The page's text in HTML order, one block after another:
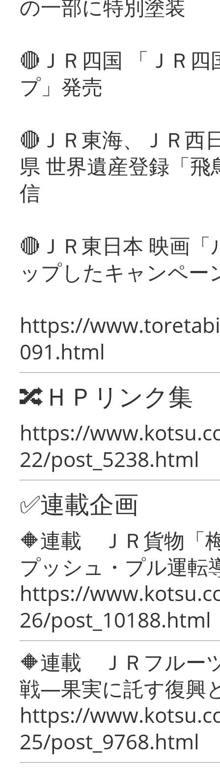
の一部に特別塗装
🔴ＪＲ四国 「ＪＲ
プ」発売
🔴ＪＲ東海、ＪＲ西
県 世界遺産登録「
信
🔴ＪＲ東日本 映画
ップしたキャンペー
https://
091.html
🔀ＨＰリンク集
https://
22/post_5238.html
✅連載企画
🔶連載 ＪＲ貨物「
プッシュ・プル運転
https://
26/post_10188.html
🔶連載 ＪＲフルー
戦―果実に託す復興
https://
25/post_9768.html